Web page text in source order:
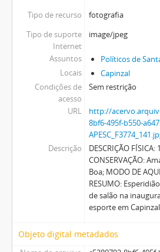
Tipo de recurso
fotografia
Tipo de suporte
Internet
image/jpeg
Assuntos
Políticos de
Locais
Capinzal
Condições de
acesso
Sem restrição
URL
http://
8bf6-495f-b550-
Descrição
DESCRIÇÃO
CONSERVAÇÃO:
Boa; MODO DE
RESUMO:
de salão na
esporte em
Objeto digital metadados